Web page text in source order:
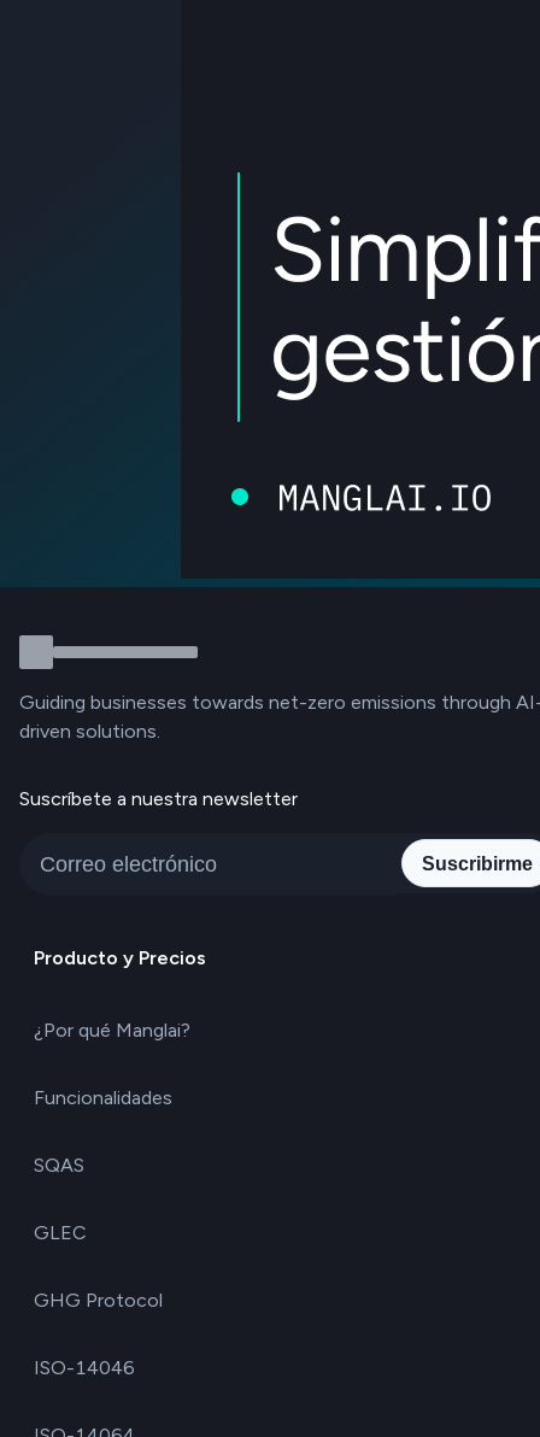
Guiding businesses towards net-zero emissions through
driven solutions.
Suscríbete a nuestra newsletter
Suscribirme
Producto y Precios
¿Por qué Manglai?
Funcionalidades
SQAS
GLEC
GHG Protocol
ISO-14046